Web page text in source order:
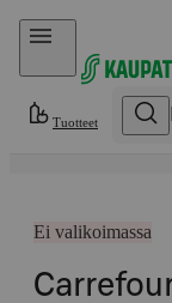
Hyppää sisältöön
Tuotteet
Ei valikoimassa